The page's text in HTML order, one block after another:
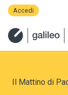
Accedi
Il Mattino di